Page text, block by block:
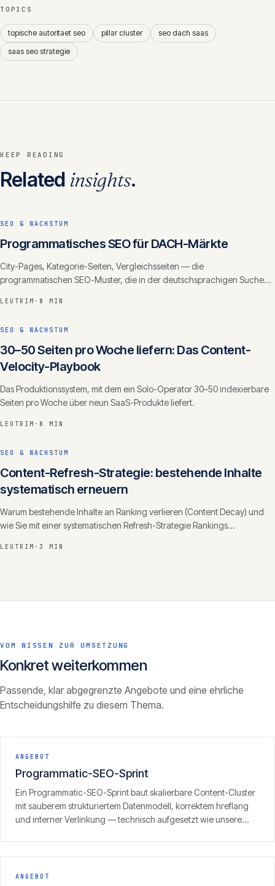
TOPICS
topische autoritaet seo pillar cluster
seo dach saas
saas seo strategie
KEEP READING
Related insights.
SEO & WACHSTUM
Programmatisches SEO für DACH-Märkte
City-Pages, Kategorie-Seiten, Vergleichsseiten — die
programmatischen SEO-Muster, die in der deutschsprachigen Suche
LEUTRIM · 8 MIN
SEO & WACHSTUM
30–50 Seiten pro Woche liefern: Das Content-
Velocity-Playbook
Das Produktionssystem, mit dem ein Solo-Operator 30–50 indexierbare
Seiten pro Woche über neun SaaS-Produkte liefert.
LEUTRIM · 8 MIN
SEO & WACHSTUM
Content-Refresh-Strategie: bestehende Inhalte
systematisch erneuern
Warum bestehende Inhalte an Ranking verlieren (Content Decay) und
wie Sie mit einer systematischen Refresh-Strategie Rankings
LEUTRIM · 3 MIN
VOM WISSEN ZUR UMSETZUNG
Konkret weiterkommen
Passende, klar abgegrenzte Angebote und eine ehrliche
Entscheidungshilfe zu diesem Thema.
ANGEBOT
Programmatic-SEO-Sprint
Ein Programmatic-SEO-Sprint baut skalierbare Content-Cluster
mit sauberem strukturiertem Datenmodell, korrektem hreflang
und interner Verlinkung — technisch aufgesetzt wie unsere
ANGEBOT